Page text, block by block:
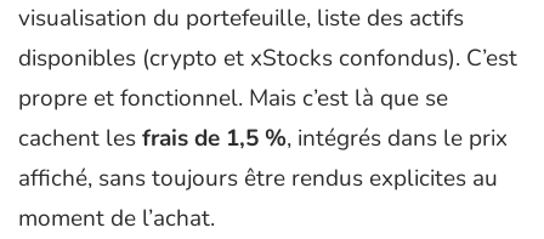
visualisation du portefeuille, liste des actifs
disponibles (crypto et xStocks confondus). C’est
propre et fonctionnel. Mais c’est là que se
cachent lesfrais de 1,5 %, intégrés dans le prix
affiché, sans toujours être rendus explicites au
moment de l’achat.